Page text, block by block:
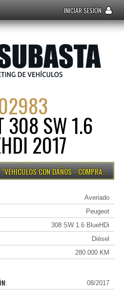
INICIAR SESIÓN
308 SW 1.6
2017
VEHÍCULOS CON DAÑOS - CÓMPRALO YA
Averiado
Peugeot
308 SW 1.6 BlueHDi
Diésel
280.000 KM
08/2017